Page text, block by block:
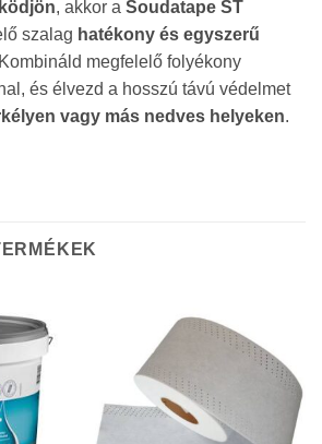
, akkor a Soudatape ST
szalag hatékony és egyszerű
megfelelő folyékony
és élvezd a hosszú távú védelmet
vagy más nedves helyeken.